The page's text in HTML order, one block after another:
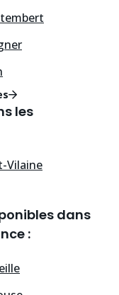
les
Vilaine
dans
: